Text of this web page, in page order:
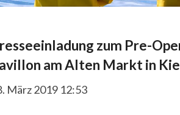
zum Pre-
am Alten Markt in
März 2019 12:53